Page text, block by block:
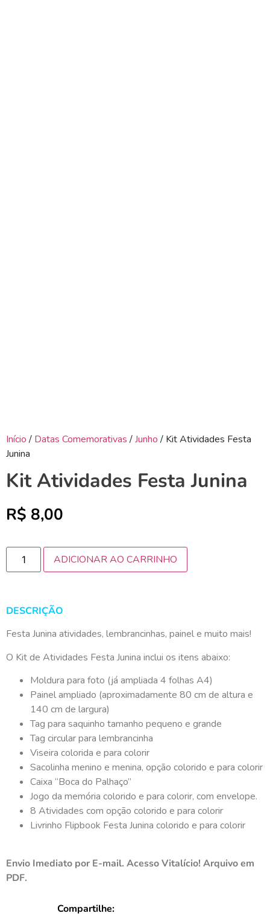
Início / Datas Comemorativas /Junho / Kit Atividades Festa
Junina
Kit Atividades Festa Junina
R$ 8,00
ADICIONAR AO CARRINHO
DESCRIÇÃO
Festa Junina atividades, lembrancinhas, painel e muito mais!
O Kit de Atividades Festa Junina inclui os itens abaixo:
Moldura para foto (já ampliada 4 folhas A4)
Painel ampliado (aproximadamente 80 cm de altura e
140 cm de largura)
Tag para saquinho tamanho pequeno e grande
Tag circular para lembrancinha
Viseira colorida e para colorir
Sacolinha menino e menina, opção colorido e para colorir
Caixa “Boca do Palhaço”
Jogo da memória colorido e para colorir, com envelope.
8 Atividades com opção colorido e para colorir
Livrinho Flipbook Festa Junina colorido e para colorir
Envio Imediato por E-mail. Acesso Vitalício! Arquivo em
PDF.
Compartilhe: